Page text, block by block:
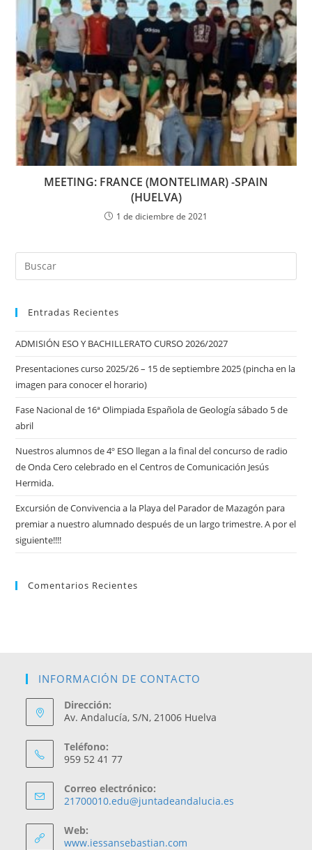
MEETING: FRANCE (MONTELIMAR) -SPAIN
(HUELVA)
1 de diciembre de 2021
Entradas Recientes
ADMISIÓN ESO Y BACHILLERATO CURSO 2026/2027
Presentaciones curso 2025/26 – 15 de septiembre 2025 (pincha en la
imagen para conocer el horario)
Fase Nacional de 16ª Olimpiada Española de Geología sábado 5 de
abril
Nuestros alumnos de 4º ESO llegan a la final del concurso de radio
de Onda Cero celebrado en el Centros de Comunicación Jesús
Hermida.
Excursión de Convivencia a la Playa del Parador de Mazagón para
premiar a nuestro alumnado después de un largo trimestre. A por el
siguiente!!!!
Comentarios Recientes
INFORMACIÓN DE CONTACTO
Dirección:
Av. Andalucía, S/N, 21006 Huelva
Teléfono:
959 52 41 77
Correo electrónico:
21700010.edu@juntadeandalucia.es
Web:
www.iessansebastian.com